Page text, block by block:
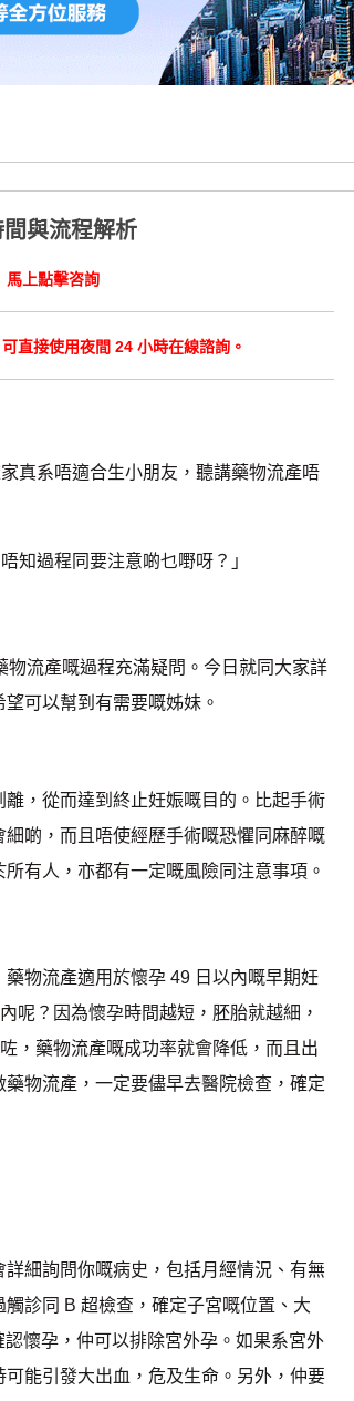
與流程解析
馬上點擊咨詢
直接使用夜間 24 小時在線諮詢。
系唔適合生小朋友，聽講藥物流產唔
過程同要注意啲乜嘢呀？」
流產嘅過程充滿疑問。今日就同大家詳
可以幫到有需要嘅姊妹。
，從而達到終止妊娠嘅目的。比起手術
啲，而且唔使經歷手術嘅恐懼同麻醉嘅
有人，亦都有一定嘅風險同注意事項。
物流產適用於懷孕 49 日以內嘅早期妊
呢？因為懷孕時間越短，胚胎就越細，
，藥物流產嘅成功率就會降低，而且出
物流產，一定要儘早去醫院檢查，確定
細詢問你嘅病史，包括月經情況、有無
觸診同 B 超檢查，確定子宮嘅位置、大
懷孕，仲可以排除宮外孕。如果系宮外
能引發大出血，危及生命。另外，仲要